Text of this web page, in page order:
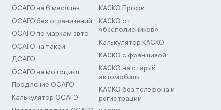
ОСАГО на 6 месяцев
ОСАГО без ограничений
ОСАГО по маркам авто
ОСАГО на такси
ДСАГО
ОСАГО на мотоцикл
Продление ОСАГО
Калькулятор ОСАГО
КАСКО Профи
КАСКО от
«бесполисников»
Калькулятор КАСКО
КАСКО с франшизой
КАСКО на старый
автомобиль
КАСКО без телефона и
регистрации